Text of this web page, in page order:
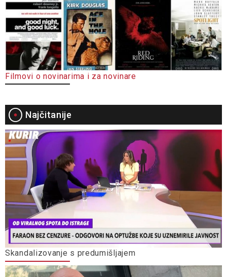
Filmovi o novinarima i za novinare
Najčitanije
Skandalizovanje s predumišljajem